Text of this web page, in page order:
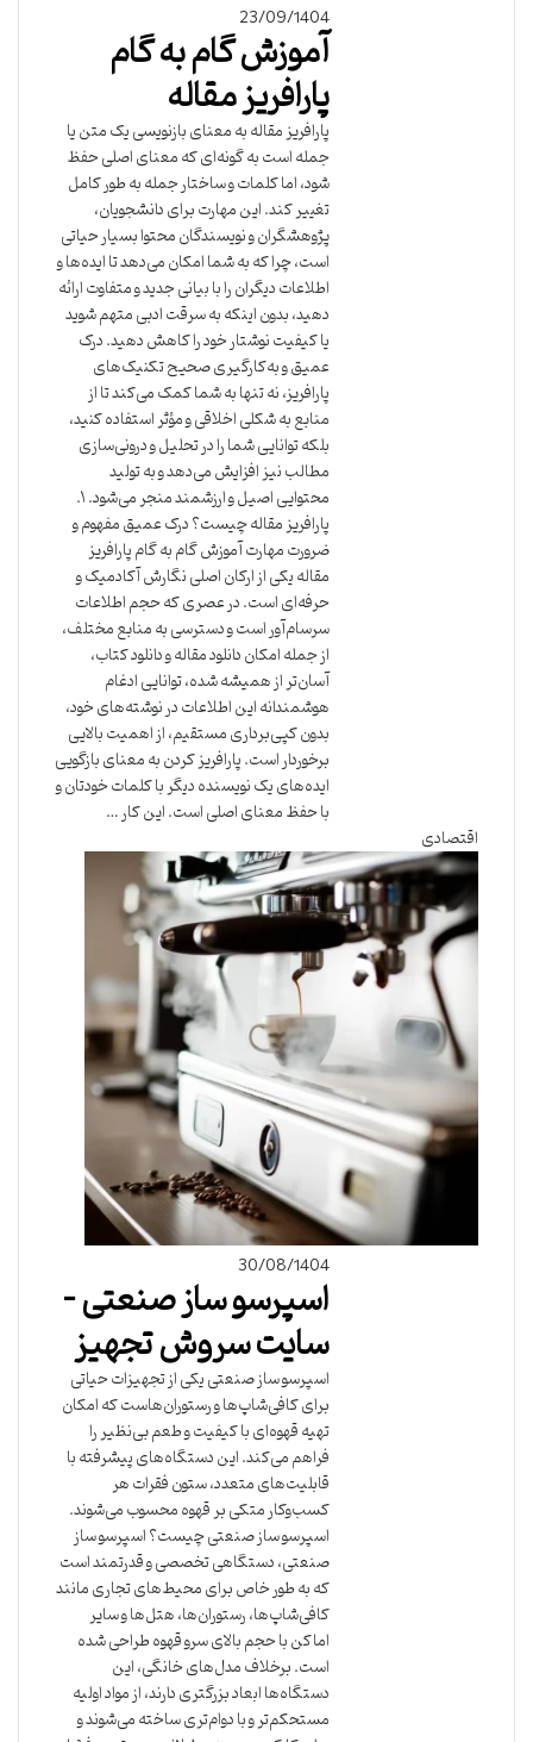
23/09/1404
آموزش گام به گام
پارافریز مقاله
پارافریز مقاله به معنای بازنویسی یک متن یا
جمله است به گونه‌ای که معنای اصلی حفظ
شود، اما کلمات و ساختار جمله به طور کامل
تغییر کند. این مهارت برای دانشجویان،
پژوهشگران و نویسندگان محتوا بسیار حیاتی
است، چرا که به شما امکان می‌دهد تا ایده‌ها و
اطلاعات دیگران را با بیانی جدید و متفاوت ارائه
دهید، بدون اینکه به سرقت ادبی متهم شوید
یا کیفیت نوشتار خود را کاهش دهید. درک
عمیق و به‌کارگیری صحیح تکنیک‌های
پارافریز، نه تنها به شما کمک می‌کند تا از
منابع به شکلی اخلاقی و مؤثر استفاده کنید،
بلکه توانایی شما را در تحلیل و درونی‌سازی
مطالب نیز افزایش می‌دهد و به تولید
محتوایی اصیل و ارزشمند منجر می‌شود. ۱.
پارافریز مقاله چیست؟ درک عمیق مفهوم و
ضرورت مهارت آموزش گام به گام پارافریز
مقاله یکی از ارکان اصلی نگارش آکادمیک و
حرفه‌ای است. در عصری که حجم اطلاعات
سرسام‌آور است و دسترسی به منابع مختلف،
از جمله امکان دانلود مقاله و دانلود کتاب،
آسان‌تر از همیشه شده، توانایی ادغام
هوشمندانه این اطلاعات در نوشته‌های خود،
بدون کپی‌برداری مستقیم، از اهمیت بالایی
برخوردار است. پارافریز کردن به معنای بازگویی
ایده‌های یک نویسنده دیگر با کلمات خودتان و
با حفظ معنای اصلی است. این کار …
اقتصادی
30/08/1404
اسپرسو ساز صنعتی –
سایت سروش تجهیز
اسپرسو ساز صنعتی یکی از تجهیزات حیاتی
برای کافی‌شاپ‌ها و رستوران‌هاست که امکان
تهیه قهوه‌ای با کیفیت و طعم بی‌نظیر را
فراهم می‌کند. این دستگاه‌های پیشرفته با
قابلیت‌های متعدد، ستون فقرات هر
کسب‌وکار متکی بر قهوه محسوب می‌شوند.
اسپرسو ساز صنعتی چیست؟ اسپرسو ساز
صنعتی، دستگاهی تخصصی و قدرتمند است
که به طور خاص برای محیط‌های تجاری مانند
کافی‌شاپ‌ها، رستوران‌ها، هتل‌ها و سایر
اماکن با حجم بالای سرو قهوه طراحی شده
است. برخلاف مدل‌های خانگی، این
دستگاه‌ها ابعاد بزرگتری دارند، از مواد اولیه
مستحکم‌تر و با دوام‌تری ساخته می‌شوند و